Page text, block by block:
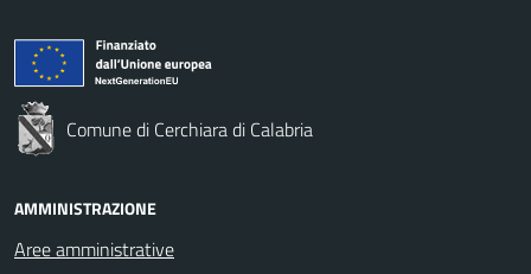
Comune di Cerchiara di Calabria
AMMINISTRAZIONE
Aree amministrative